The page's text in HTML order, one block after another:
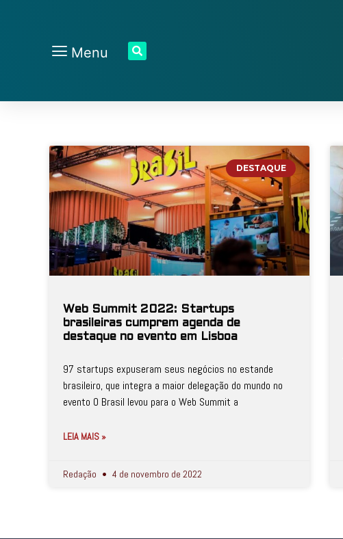
Menu
DESTAQUE
Web Summit 2022: Startups
brasileiras cumprem agenda de
destaque no evento em Lisboa
97 startups expuseram seus negócios no estande
brasileiro, que integra a maior delegação do mundo no
evento O Brasil levou para o Web Summit a
LEIA MAIS »
Redação 4 de novembro de 2022